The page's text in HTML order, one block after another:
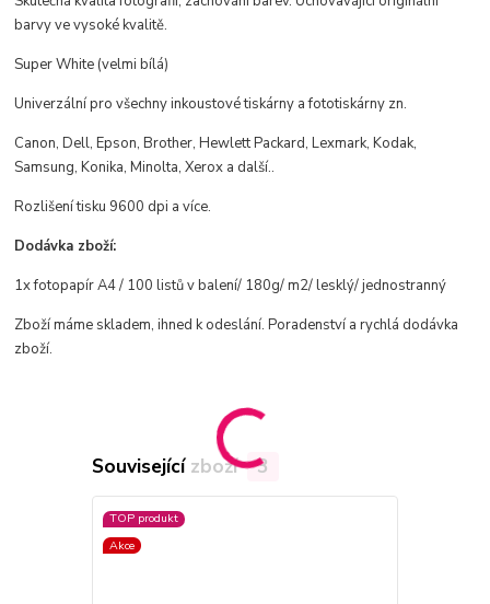
barvy ve vysoké kvalitě.
Super White (velmi bílá)
Univerzální pro všechny inkoustové tiskárny a fototiskárny zn.
Canon, Dell, Epson, Brother, Hewlett Packard, Lexmark, Kodak,
Samsung, Konika, Minolta, Xerox a další..
Rozlišení tisku 9600 dpi a více.
Dodávka zboží:
1x fotopapír A4 / 100 listů v balení/ 180g/ m2/ lesklý/ jednostranný
Zboží máme skladem, ihned k odeslání. Poradenství a rychlá dodávka
zboží.
Související zboží 3
TOP produkt
Akce